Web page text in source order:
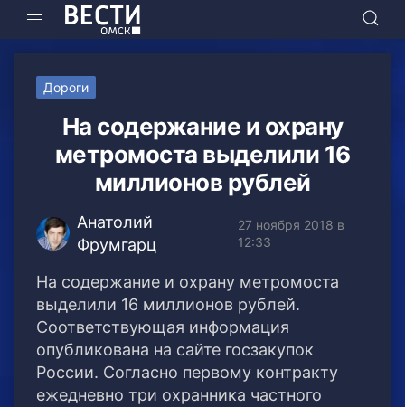
Дороги
На содержание и охрану
метромоста выделили 16
миллионов рублей
Анатолий
Фрумгарц
27 ноября 2018 в
12:33
На содержание и охрану метромоста
выделили 16 миллионов рублей.
Соответствующая информация
опубликована на сайте госзакупок
России. Согласно первому контракту
ежедневно три охранника частного